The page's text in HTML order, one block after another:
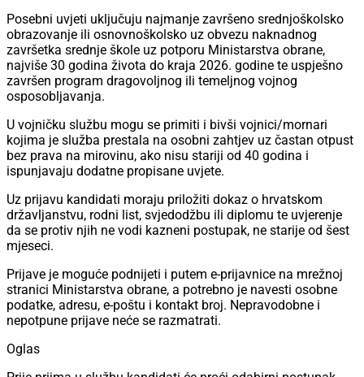
Posebni uvjeti uključuju najmanje završeno srednjoškolsko
obrazovanje ili osnovnoškolsko uz obvezu naknadnog
završetka srednje škole uz potporu Ministarstva obrane,
najviše 30 godina života do kraja 2026. godine te uspješno
završen program dragovoljnog ili temeljnog vojnog
osposobljavanja.
U vojničku službu mogu se primiti i bivši vojnici/mornari
kojima je služba prestala na osobni zahtjev uz častan otpust
bez prava na mirovinu, ako nisu stariji od 40 godina i
ispunjavaju dodatne propisane uvjete.
Uz prijavu kandidati moraju priložiti dokaz o hrvatskom
državljanstvu, rodni list, svjedodžbu ili diplomu te uvjerenje
da se protiv njih ne vodi kazneni postupak, ne starije od šest
mjeseci.
Prijave je moguće podnijeti i putem e-prijavnice na mrežnoj
stranici Ministarstva obrane, a potrebno je navesti osobne
podatke, adresu, e-poštu i kontakt broj. Nepravodobne i
nepotpune prijave neće se razmatrati.
Oglas